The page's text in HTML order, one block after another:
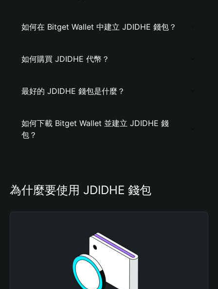
如何在 Bitget Wallet 中建立 JDIDHE 錢包？
如何購買 JDIDHE 代幣？
最好的 JDIDHE 錢包是什麼？
如何下載 Bitget Wallet 並建立 JDIDHE 錢
包？
為什麼要使用 JDIDHE 錢包